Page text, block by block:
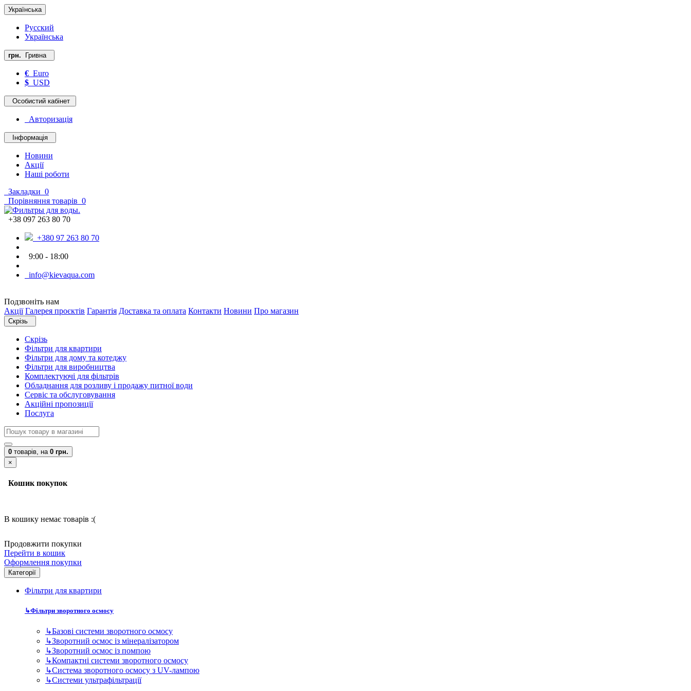
Українська
Русский
Українська
грн. Гривна
€ Euro
$ USD
Особистий кабінет
Авторизація
Інформація
Новини
Акції
Наші роботи
Закладки 0
Порівняння товарів 0
+38 097 263 80 70
+380 97 263 80 70
9:00 - 18:00
info@kievaqua.com
Подзвоніть нам
Акції Галерея проєктів Гарантія Доставка та оплата Контакти Новини Про магазин
Скрізь
Скрізь
Фільтри для квартири
Фільтри для дому та котеджу
Фільтри для виробництва
Комплектуючі для фільтрів
Обладнання для розливу і продажу питної води
Сервіс та обслуговування
Акційні пропозиції
Послуга
0 товарів, на 0 грн.
Категорії
Фільтри для квартири
↳Базові системи зворотного осмосу
↳Зворотний осмос із помпою
↳Компактні системи зворотного осмосу
↳Система зворотного осмосу з UV-лампою
↳Фільтр попереднього очищення.
↳Дискові фільтри для води
↳Фільтри попереднього очищення води 10BB
↳Фільтри попереднього очищення води 10SL
↳Фільтри попереднього очищення води 20BB
↳Фільтри попереднього очищення води 20SL
Картриджі для фільтрів